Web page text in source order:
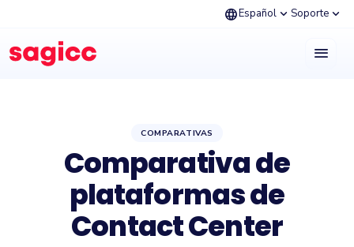
languageEspañol expand_more Soporte expand_more
menu
COMPARATIVAS
Comparativa de
plataformas de
Contact Center